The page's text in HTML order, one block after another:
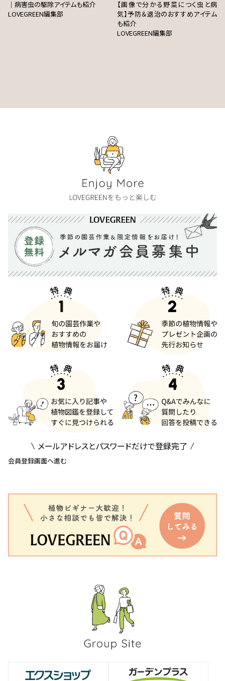
｜病害虫の駆除アイテムも紹介
LOVEGREEN編集部
【画像で分かる野菜につく虫と病
気】予防＆退治のおすすめアイテム
も紹介
LOVEGREEN編集部
メールアドレスとパスワードだけで登録完了
会員登録画面へ進む